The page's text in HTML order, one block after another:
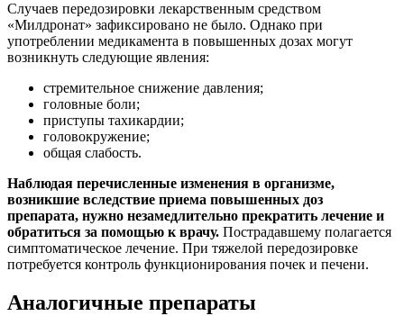
Случаев передозировки лекарственным средством
«Милдронат» зафиксировано не было. Однако при
употреблении медикамента в повышенных дозах могут
возникнуть следующие явления:
стремительное снижение давления;
головные боли;
приступы тахикардии;
головокружение;
общая слабость.
Наблюдая перечисленные изменения в организме,
возникшие вследствие приема повышенных доз
препарата, нужно незамедлительно прекратить лечение и
обратиться за помощью к врачу. Пострадавшему полагается
симптоматическое лечение. При тяжелой передозировке
потребуется контроль функционирования почек и печени.
Аналогичные препараты